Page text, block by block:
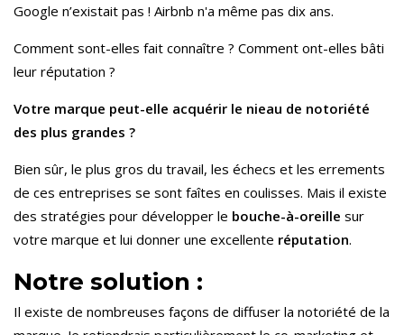
Google n’existait pas ! Airbnb n'a même pas dix ans.
Comment sont-elles fait connaître ? Comment ont-elles bâti
leur réputation ?
Votre marque peut-elle acquérir le nieau de notoriété
des plus grandes ?
Bien sûr, le plus gros du travail, les échecs et les errements
de ces entreprises se sont faîtes en coulisses. Mais il existe
des stratégies pour développer le bouche-à-oreille sur
votre marque et lui donner une excellente réputation.
Notre solution :
Il existe de nombreuses façons de diffuser la notoriété de la